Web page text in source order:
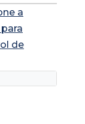
a
de